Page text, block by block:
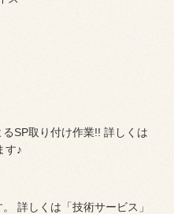
SP取り付け作業!! 詳しくは
す♪
詳しくは「技術サービス」